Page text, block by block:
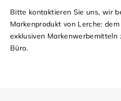
Bitte kontaktieren Sie uns, wir
Markenprodukt von Lerche:
exklusiven Markenwerbemitteln
Büro.